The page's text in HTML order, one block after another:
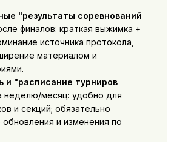
"результаты соревнований
финалов: краткая выжимка +
источника протокола,
материалом и
и "расписание турниров
неделю/месяц: удобно для
и секций; обязательно
и изменения по